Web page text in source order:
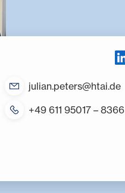
julian.peters@htai.de
+49 611 95017 – 8366